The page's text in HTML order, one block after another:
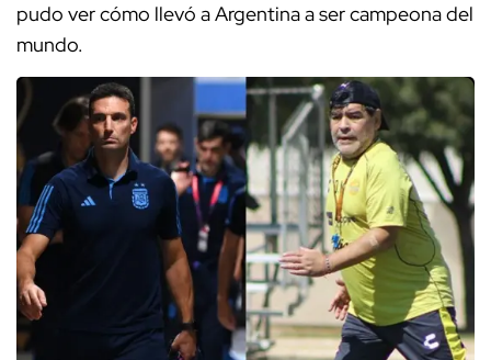
pudo ver cómo llevó a Argentina a ser campeona del
mundo.